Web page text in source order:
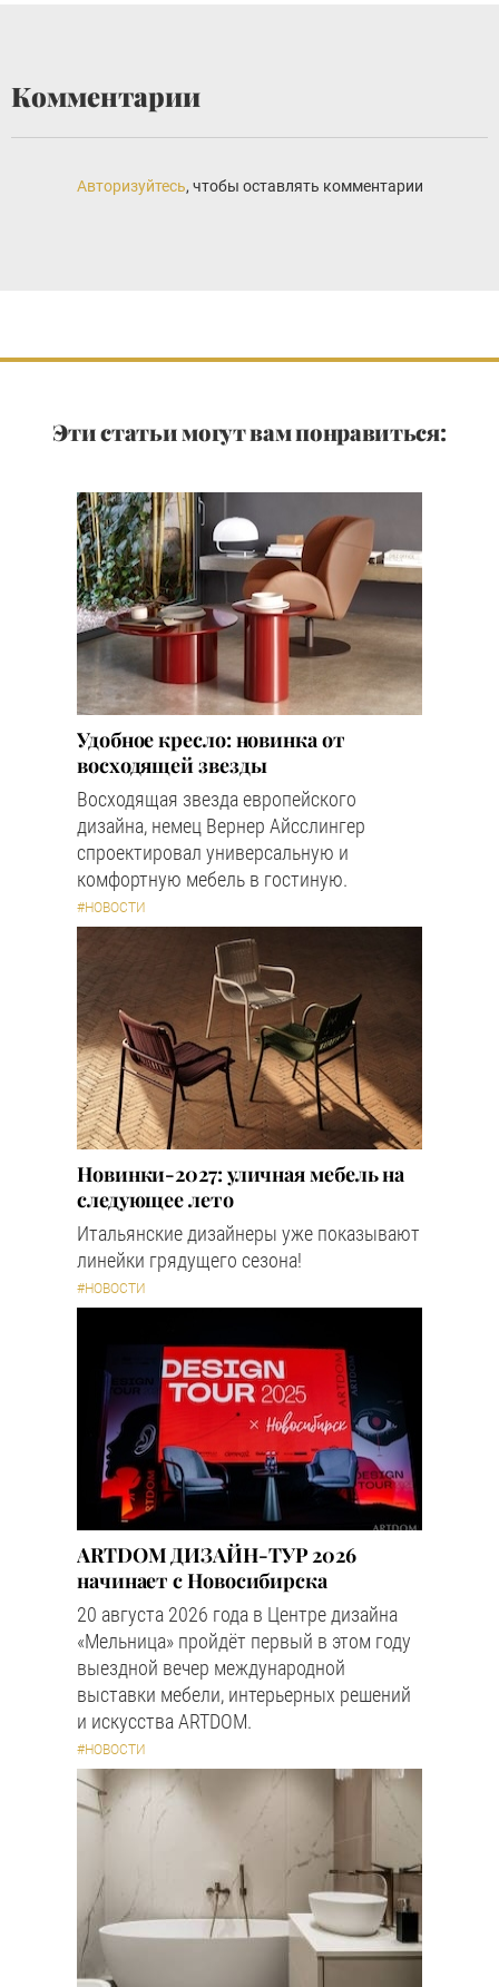
Комментарии
Авторизуйтесь, чтобы оставлять комментарии
Эти статьи могут вам понравиться:
Удобное кресло: новинка от
восходящей звезды
Восходящая звезда европейского
дизайна, немец Вернер Айсслингер
спроектировал универсальную и
комфортную мебель в гостиную.
#НОВОСТИ
Новинки-2027: уличная мебель на
следующее лето
Итальянские дизайнеры уже показывают
линейки грядущего сезона!
#НОВОСТИ
ARTDOM ДИЗАЙН-ТУР 2026
начинает с Новосибирска
20 августа 2026 года в Центре дизайна
«Мельница» пройдёт первый в этом году
выездной вечер международной
выставки мебели, интерьерных решений
и искусства ARTDOM.
#НОВОСТИ